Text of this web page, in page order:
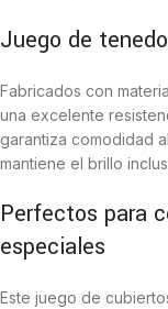
Juego de
Fabricados con
una excelente
garantiza comodidad
mantiene el brillo
Perfectos para
especiales
Este juego de